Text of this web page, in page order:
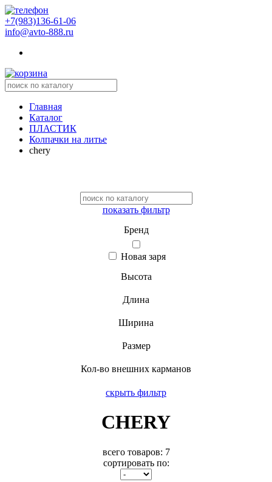
+7(983)136-61-06
info@avto-888.ru
Главная
Каталог
ПЛАСТИК
Колпачки на литье
chery
показать фильтр
Бренд
Новая заря
Высота
Длина
Ширина
Размер
Кол-во внешних карманов
скрыть фильтр
CHERY
всего товаров: 7
сортировать по: